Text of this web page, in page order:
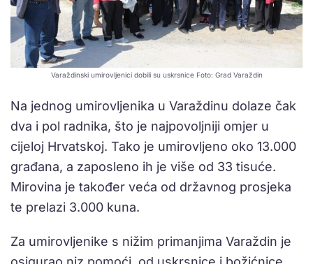
Varaždinski umirovljenici dobili su uskrsnice Foto: Grad Varaždin
Na jednog umirovljenika u Varaždinu dolaze čak
dva i pol radnika, što je najpovoljniji omjer u
cijeloj Hrvatskoj. Tako je umirovljeno oko 13.000
građana, a zaposleno ih je više od 33 tisuće.
Mirovina je također veća od državnog prosjeka
te prelazi 3.000 kuna.
Za umirovljenike s nižim primanjima Varaždin je